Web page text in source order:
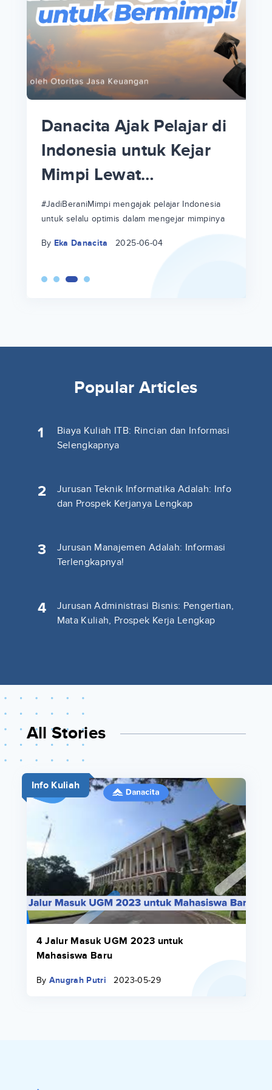
Danacita Ajak Pelajar di
Indonesia untuk Kejar
Mimpi Lewat
#JadiBeraniMimpi
#JadiBeraniMimpi mengajak pelajar Indonesia
untuk selalu optimis dalam mengejar mimpinya
By Eka Danacita 2025-06-04
Popular Articles
1
Biaya Kuliah ITB: Rincian dan Informasi
Selengkapnya
2
Jurusan Teknik Informatika Adalah: Info
dan Prospek Kerjanya Lengkap
3
Jurusan Manajemen Adalah: Informasi
Terlengkapnya!
4
Jurusan Administrasi Bisnis: Pengertian,
Mata Kuliah, Prospek Kerja Lengkap
All Stories
Info Kuliah
4 Jalur Masuk UGM 2023 untuk
Mahasiswa Baru
By Anugrah Putri 2023-05-29